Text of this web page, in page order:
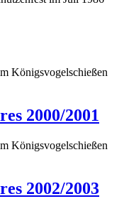
Königsvogelschießen
2000/2001
Königsvogelschießen
2002/2003